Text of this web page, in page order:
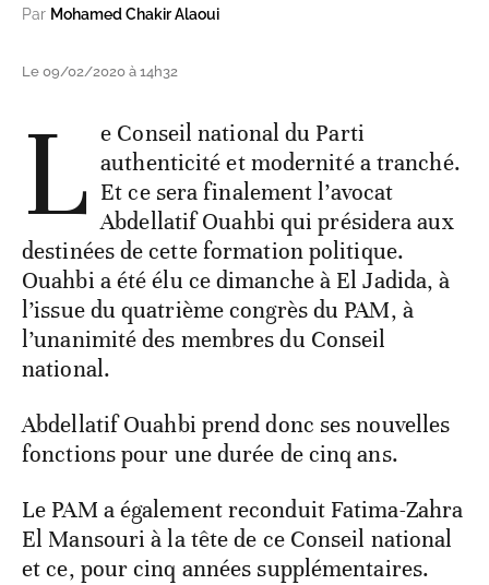
Par Mohamed Chakir Alaoui
Le 09/02/2020 à 14h32
L e Conseil national du Parti
authenticité et modernité a tranché.
Et ce sera finalement l’avocat
Abdellatif Ouahbi qui présidera aux
destinées de cette formation politique.
Ouahbi a été élu ce dimanche à El Jadida, à
l’issue du quatrième congrès du PAM, à
l’unanimité des membres du Conseil
national.
Abdellatif Ouahbi prend donc ses nouvelles
fonctions pour une durée de cinq ans.
Le PAM a également reconduit Fatima-Zahra
El Mansouri à la tête de ce Conseil national
et ce, pour cinq années supplémentaires.